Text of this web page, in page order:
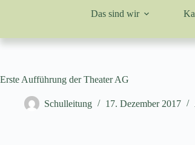
Das sind wir
Erste Aufführung der Theater AG
Schulleitung 17. Dezember 2017